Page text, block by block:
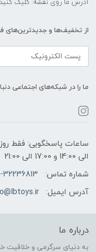
آدرس ما روی نقشه: کلیک کنید
از تخفیف‌ها و جدیدترین‌های
ما را در شبکه‌های اجتماعی
الی 14:00 و 17:00 الی 21:00
شماره تماس:
023-32236813 و
آدرس ایمیل:
درباره ما
به دنیای سرگرمی و خلاقیت